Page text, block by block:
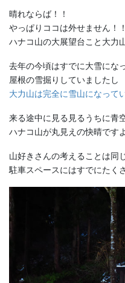
晴れならば！！
やっぱりココは外せません！
ハナコ山の大展望台こと大力
去年の今頃はすでに大雪にな
屋根の雪掘りしていましたし
大力山は完全に雪山になって
来る途中に見る見るうちに青
ハナコ山が丸見えの快晴です
山好きさんの考えることは同
駐車スペースにはすでにたく